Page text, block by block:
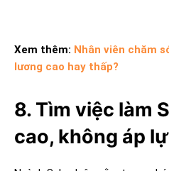
Xem thêm: Nhân viên chăm
lương cao hay thấp?
8. Tìm việc làm
cao, không áp